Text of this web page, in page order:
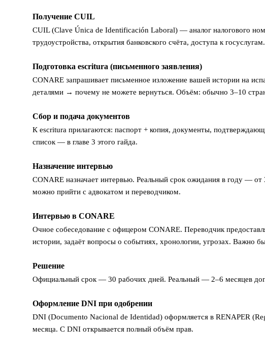
Получение CUIL
CUIL (Clave Única de Identificación Laboral) — аналог налогового
трудоустройства, открытия банковского счёта, доступа к
Подготовка escritura (письменного заявления)
CONARE запрашивает письменное изложение вашей истории на
деталями → почему не можете вернуться. Объём: обычно 3–10
Сбор и подача документов
К escritura прилагаются: паспорт + копия, документы,
список — в главе 3 этого гайда.
Назначение интервью
CONARE назначает интервью. Реальный срок ожидания в году — от
можно прийти с адвокатом и переводчиком.
Интервью в CONARE
Очное собеседование с офицером CONARE. Переводчик
истории, задаёт вопросы о событиях, хронологии, угрозах. Важно
Решение
Официальный срок — 30 рабочих дней. Реальный — 2–6 месяцев
Оформление DNI при одобрении
DNI (Documento Nacional de Identidad) оформляется в RENAPER
месяца. С DNI открывается полный объём прав.